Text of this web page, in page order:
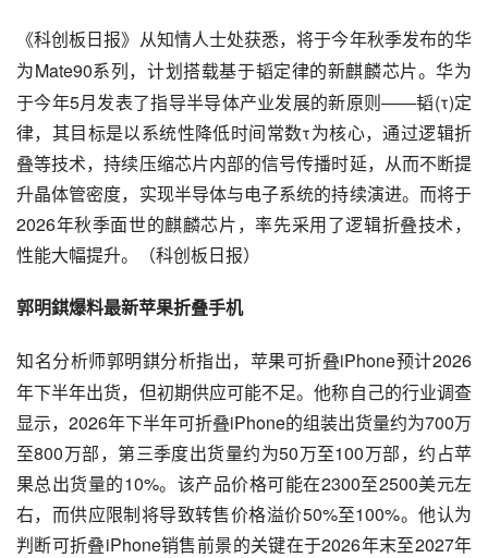
《科创板日报》从知情人士处获悉，将于今年秋季发布的华
为Mate90系列，计划搭载基于韬定律的新麒麟芯片。华为
于今年5月发表了指导半导体产业发展的新原则——韬(τ)定
律，其目标是以系统性降低时间常数τ为核心，通过逻辑折
叠等技术，持续压缩芯片内部的信号传播时延，从而不断提
升晶体管密度，实现半导体与电子系统的持续演进。而将于
2026年秋季面世的麒麟芯片，率先采用了逻辑折叠技术，
性能大幅提升。（科创板日报）
郭明錤爆料最新苹果折叠手机
知名分析师郭明錤分析指出，苹果可折叠iPhone预计2026
年下半年出货，但初期供应可能不足。他称自己的行业调查
显示，2026年下半年可折叠iPhone的组装出货量约为700万
至800万部，第三季度出货量约为50万至100万部，约占苹
果总出货量的10%。该产品价格可能在2300至2500美元左
右，而供应限制将导致转售价格溢价50%至100%。他认为
判断可折叠iPhone销售前景的关键在于2026年末至2027年